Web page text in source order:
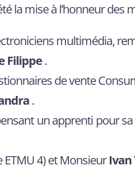
la mise à l’honneur
multimédia,
Filippe.
de vente
.
un apprenti pour
ETMU 4) et MonsieurIvan